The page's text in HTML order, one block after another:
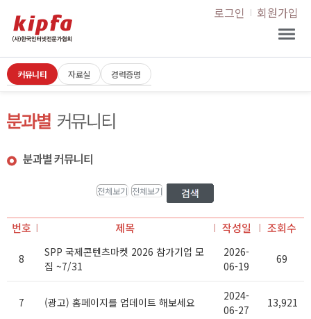
로그인 회원가입
커뮤니티 자료실 경력증명
분과별 커뮤니티
번호 제목 작성일 조회수
8
SPP 국제콘텐츠마켓 2026 참가기업 모
집 ~7/31
2026-
06-19
69
7 (광고) 홈페이지를 업데이트 해보세요
2024-
06-27
13,921